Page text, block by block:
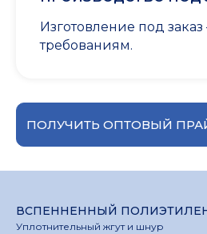
Изготовление под
требованиям.
ПОЛУЧИТЬ ОПТОВЫЙ
ВСПЕННЕННЫЙ
Уплотнительный жгут и шнур